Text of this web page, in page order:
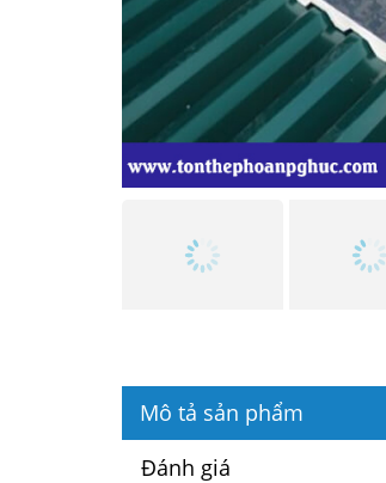
Mô tả sản phẩm
Đánh giá